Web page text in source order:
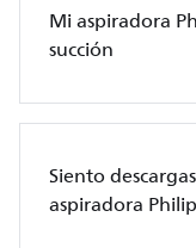
Mi aspiradora
succión
Siento
aspiradora